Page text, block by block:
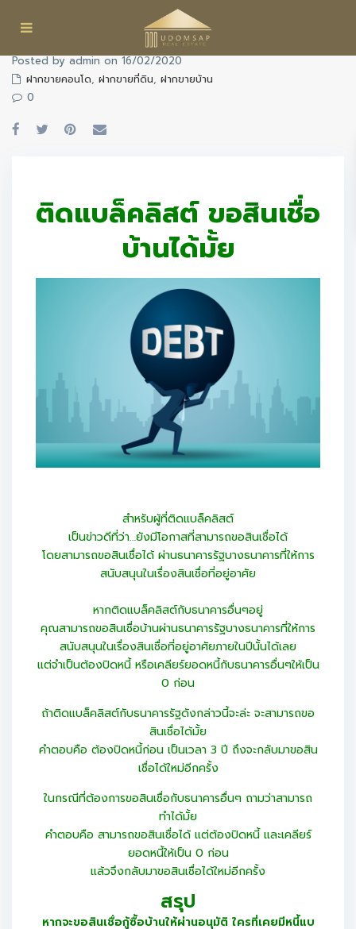
Posted by admin on 16/02/2020
ฝากขายคอนโด, ฝากขายที่ดิน, ฝากขายบ้าน
0
ติดแบล็คลิสต์ ขอสินเชื่อ
บ้านได้มั้ย
สำหรับผู้ที่ติดแบล็คลิสต์
เป็นข่าวดีที่ว่า…ยังมีโอกาสที่สามารถขอสินเชื่อได้
โดยสามารถขอสินเชื่อได้ ผ่านธนาคารรัฐบางธนาคารที่ให้การ
สนับสนุนในเรื่องสินเชื่อที่อยู่อาศัย
หากติดแบล็คลิสต์กับธนาคารอื่นๆอยู่
คุณสามารถขอสินเชื่อบ้านผ่านธนาคารรัฐบางธนาคารที่ให้การ
สนับสนุนในเรื่องสินเชื่อที่อยู่อาศัยภายในปีนั้นได้เลย
แต่จำเป็นต้องปิดหนี้ หรือเคลียร์ยอดหนี้กับธนาคารอื่นๆให้เป็น
0 ก่อน
ถ้าติดแบล็คลิสต์กับธนาคารรัฐดังกล่าวนี้จะล่ะ จะสามารถขอ
สินเชื่อได้มั้ย
คำตอบคือ ต้องปิดหนี้ก่อน เป็นเวลา 3 ปี ถึงจะกลับมาขอสิน
เชื่อได้ใหม่อีกครั้ง
ในกรณีที่ต้องการขอสินเชื่อกับธนาคารอื่นๆ ถามว่าสามารถ
ทำได้มั้ย
คำตอบคือ สามารถขอสินเชื่อได้ แต่ต้องปิดหนี้ และเคลียร์
ยอดหนี้ให้เป็น 0 ก่อน
แล้วจึงกลับมาขอสินเชื่อได้ใหม่อีกครั้ง
สรุป
หากจะขอสินเชื่อกู้ซื้อบ้านให้ผ่านอนุมัติ ใครที่เคยมีหนี้แบ